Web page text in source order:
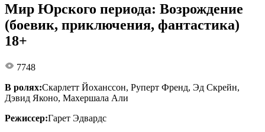
Мир Юрского периода: Возрождение
(боевик, приключения, фантастика)
18+
7748
В ролях:Скарлетт Йоханссон, Руперт Френд, Эд Скрейн,
Дэвид Яконо, Махершала Али
Режиссер:Гарет Эдвардс